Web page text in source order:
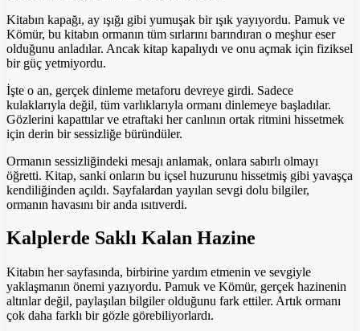
Kitabın kapağı, ay ışığı gibi yumuşak bir ışık yayıyordu. Pamuk ve
Kömür, bu kitabın ormanın tüm sırlarını barındıran o meşhur eser
olduğunu anladılar. Ancak kitap kapalıydı ve onu açmak için fiziksel
bir güç yetmiyordu.
İşte o an, gerçek dinleme metaforu devreye girdi. Sadece
kulaklarıyla değil, tüm varlıklarıyla ormanı dinlemeye başladılar.
Gözlerini kapattılar ve etraftaki her canlının ortak ritmini hissetmek
için derin bir sessizliğe büründüler.
Ormanın sessizliğindeki mesajı anlamak, onlara sabırlı olmayı
öğretti. Kitap, sanki onların bu içsel huzurunu hissetmiş gibi yavaşça
kendiliğinden açıldı. Sayfalardan yayılan sevgi dolu bilgiler,
ormanın havasını bir anda ısıtıverdi.
Kalplerde Saklı Kalan Hazine
Kitabın her sayfasında, birbirine yardım etmenin ve sevgiyle
yaklaşmanın önemi yazıyordu. Pamuk ve Kömür, gerçek hazinenin
altınlar değil, paylaşılan bilgiler olduğunu fark ettiler. Artık ormanı
çok daha farklı bir gözle görebiliyorlardı.